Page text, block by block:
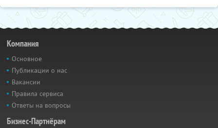
Компания
Основное
Публикации о нас
Вакансии
Правила сервиса
Ответы на вопросы
Бизнес-Партнёрам